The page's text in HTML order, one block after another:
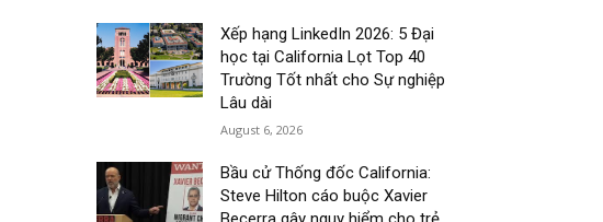
Xếp hạng LinkedIn 2026: 5 Đại
học tại California Lọt Top 40
Trường Tốt nhất cho Sự nghiệp
Lâu dài
August 6, 2026
Bầu cử Thống đốc California:
Steve Hilton cáo buộc Xavier